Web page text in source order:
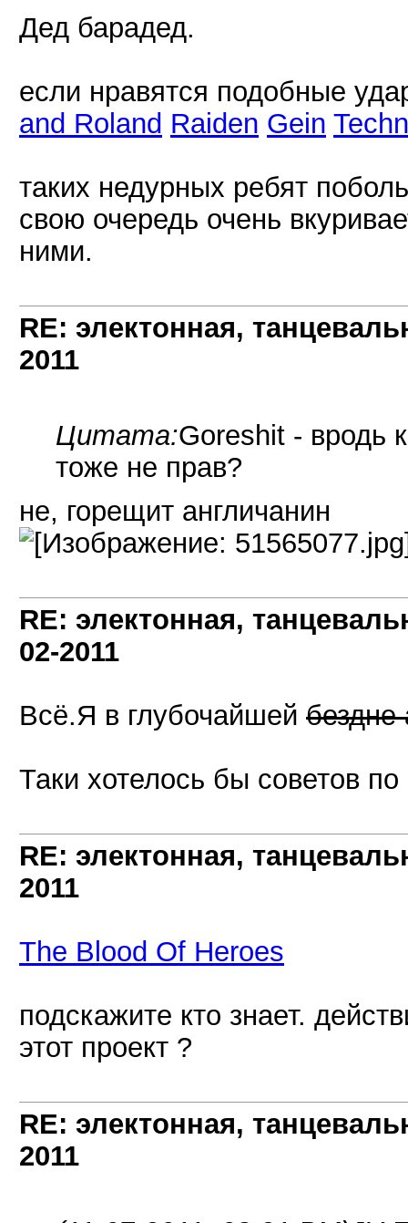
Дед барадед.
если нравятся подобные
and Roland Raiden Gein
таких недурных ребят
свою очередь очень
ними.
RE: электонная,
2011
Цитата:Goreshit - вродь
тоже не прав?
не, горещит англичанин
RE: электонная,
02-2011
Всё.Я в глубочайшей бездне
Таки хотелось бы советов
RE: электонная,
2011
The Blood Of Heroes
подскажите кто знает.
этот проект ?
RE: электонная,
2011